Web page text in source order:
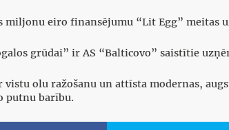
miljonu eiro finansējumu “Lit Egg” meitas
grūdai” ir AS “Balticovo” saistītie
vistu olu ražošanu un attīsta modernas,
putnu barību.